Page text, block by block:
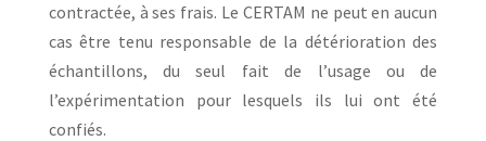
contractée, à ses frais. Le CERTAM ne peut en aucun
cas être tenu responsable de la détérioration des
échantillons, du seul fait de l’usage ou de
l’expérimentation pour lesquels ils lui ont été
confiés.